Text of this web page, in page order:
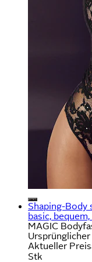
Shaping-Body
basic,
MAGIC
Ursprünglicher
Aktueller Preis
Stk